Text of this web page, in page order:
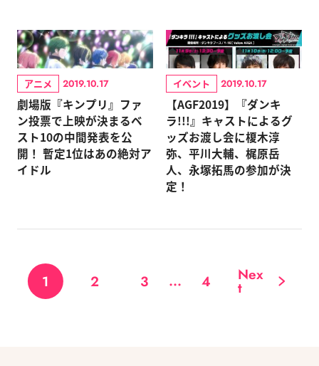
アニメ 2019.10.17
劇場版『キンプリ』ファ
ン投票で上映が決まるベ
スト10の中間発表を公
開！ 暫定1位はあの絶対ア
イドル
イベント 2019.10.17
【AGF2019】『ダンキ
ラ!!!』キャストによるグ
ッズお渡し会に榎木淳
弥、平川大輔、梶原岳
人、永塚拓馬の参加が決
定！
1 2 3 ... 4 Nex
t